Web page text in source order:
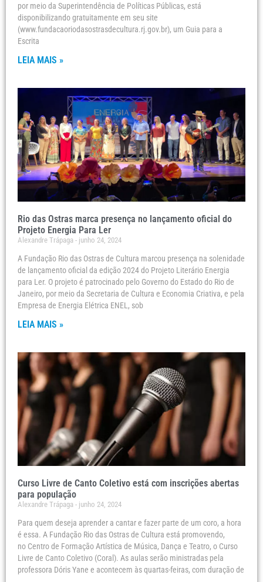
por meio da Superintendência de Políticas Públicas, está
disponibilizando gratuitamente em seu site
(www.fundacaoriodasostrasdecultura.rj.gov.br), um Guia para a
Escrita
LEIA MAIS »
Rio das Ostras marca presença no lançamento oficial do
Projeto Energia Para Ler
Alexandre Trápaga junho 24, 2024
A Fundação Rio das Ostras de Cultura marcou presença na solenidade
de lançamento oficial da edição 2024 do Projeto Literário Energia
para Ler. O projeto é patrocinado pelo Governo do Estado do Rio de
Janeiro, por meio da Secretaria de Cultura e Economia Criativa, e pela
Empresa de Energia Elétrica ENEL, sob
LEIA MAIS »
Curso Livre de Canto Coletivo está com inscrições abertas
para população
Alexandre Trápaga junho 24, 2024
Para quem deseja aprender a cantar e fazer parte de um coro, a hora
é essa. A Fundação Rio das Ostras de Cultura está promovendo,
no Centro de Formação Artística de Música, Dança e Teatro, o Curso
Livre de Canto Coletivo (Coral). As aulas serão ministradas pela
professora Dóris Yane e acontecem às quartas-feiras, com duração de